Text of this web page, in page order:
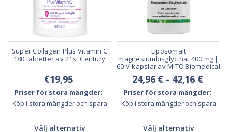
Super Collagen Plus Vitamin C
180 tabletter av 21st Century
€19,95
Priser för stora mängder:
Köp i stora mängder och spara
Välj alternativ
Liposomalt
magnesiumbisglycinat 400 mg |
60 V-kapslar av MITO Biomedical
24,96 € - 42,16 €
Priser för stora mängder:
Köp i stora mängder och spara
Välj alternativ